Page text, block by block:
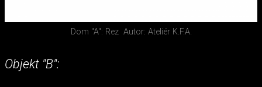
Dom "A": Rez Autor: Ateliér K.F.A.
Objekt "B":